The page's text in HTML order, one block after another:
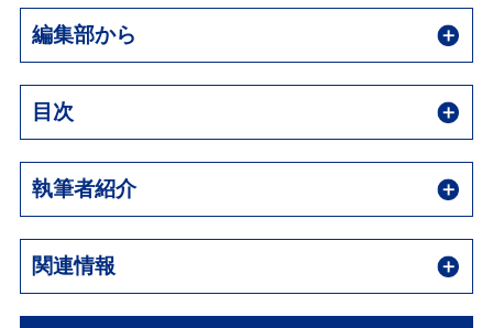
編集部から
目次
執筆者紹介
関連情報